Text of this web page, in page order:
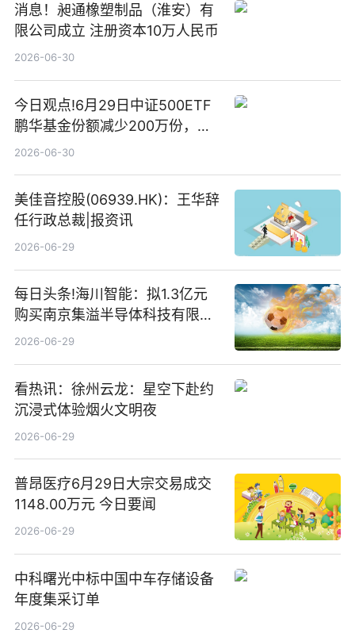
消息！昶通橡塑制品（淮安）有
限公司成立 注册资本10万人民币
2026-06-30
今日观点!6月29日中证500ETF
鹏华基金份额减少200万份，重
仓股亨通光电、赤峰黄金、佰维
2026-06-30
美佳音控股(06939.HK)：王华辞
任行政总裁|报资讯
2026-06-29
每日头条!海川智能：拟1.3亿元
购买南京集溢半导体科技有限公
司15.3%股权
2026-06-29
看热讯：徐州云龙：星空下赴约
沉浸式体验烟火文明夜
2026-06-29
普昂医疗6月29日大宗交易成交
1148.00万元 今日要闻
2026-06-29
中科曙光中标中国中车存储设备
年度集采订单
2026-06-29